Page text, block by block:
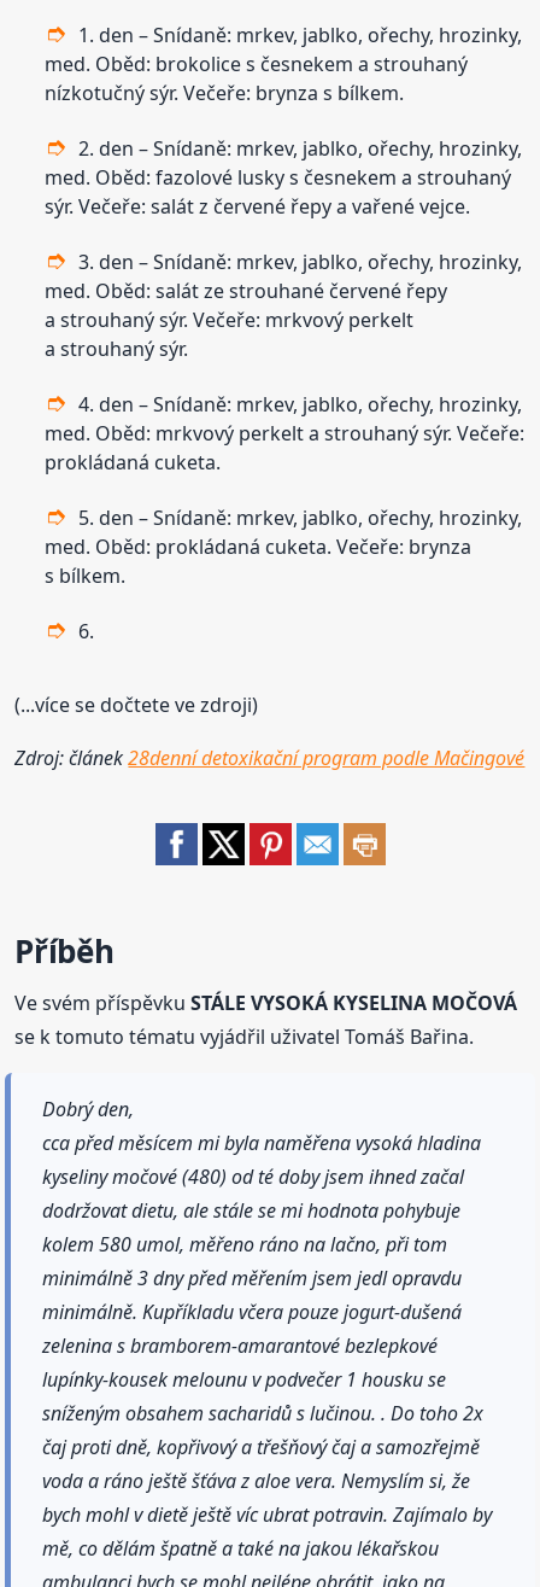
1. den – Snídaně: mrkev, jablko, ořechy, hrozinky,
med. Oběd: brokolice s česnekem a strouhaný
nízkotučný sýr. Večeře: brynza s bílkem.
2. den – Snídaně: mrkev, jablko, ořechy, hrozinky,
med. Oběd: fazolové lusky s česnekem a strouhaný
sýr. Večeře: salát z červené řepy a vařené vejce.
3. den – Snídaně: mrkev, jablko, ořechy, hrozinky,
med. Oběd: salát ze strouhané červené řepy
a strouhaný sýr. Večeře: mrkvový perkelt
a strouhaný sýr.
4. den – Snídaně: mrkev, jablko, ořechy, hrozinky,
med. Oběd: mrkvový perkelt a strouhaný sýr. Večeře:
prokládaná cuketa.
5. den – Snídaně: mrkev, jablko, ořechy, hrozinky,
med. Oběd: prokládaná cuketa. Večeře: brynza
s bílkem.
6.
(...více se dočtete ve zdroji)
Zdroj: článek28denní detoxikační program podle Mačingové
Příběh
Ve svém příspěvkuSTÁLE VYSOKÁ KYSELINA MOČOVÁ
se k tomuto tématu vyjádřil uživatel Tomáš Bařina.
Dobrý den,
cca před měsícem mi byla naměřena vysoká hladina
kyseliny močové (480) od té doby jsem ihned začal
dodržovat dietu, ale stále se mi hodnota pohybuje
kolem 580 umol, měřeno ráno na lačno, při tom
minimálně 3 dny před měřením jsem jedl opravdu
minimálně. Kupříkladu včera pouze jogurt-dušená
zelenina s bramborem-amarantové bezlepkové
lupínky-kousek melounu v podvečer 1 housku se
sníženým obsahem sacharidů s lučinou. . Do toho 2x
čaj proti dně, kopřivový a třešňový čaj a samozřejmě
voda a ráno ještě šťáva z aloe vera. Nemyslím si, že
bych mohl v dietě ještě víc ubrat potravin. Zajímalo by
mě, co dělám špatně a také na jakou lékařskou